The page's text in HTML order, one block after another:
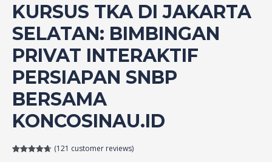
KURSUS TKA DI JAKARTA
SELATAN: BIMBINGAN
PRIVAT INTERAKTIF
PERSIAPAN SNBP
BERSAMA
KONCOSINAU.ID
(121 customer reviews)